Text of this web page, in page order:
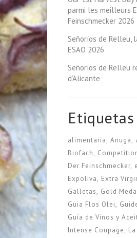
parmi les meilleurs
Feinschmecker 2026
Señoríos de Relleu,
ESAO 2026
Señoríos de Relleu
d’Alicante
Etiquetas
alimentaria Anuga
Biofach
Der Feinschmecker
Expoliva Extra
Galletas Gold
Guia Flos Olei
Guía de Vinos y
Intense Coupage